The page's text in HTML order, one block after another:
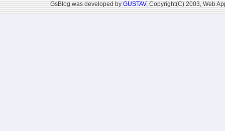
GsBlog was developed byGUSTAV, Copyright(C) 2003, Web